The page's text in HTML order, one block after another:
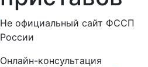
Не официальный сайт ФССП
России
Онлайн-консультация